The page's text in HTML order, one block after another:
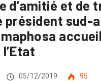
d’amitié et de
président sud-
05/12/2019
95